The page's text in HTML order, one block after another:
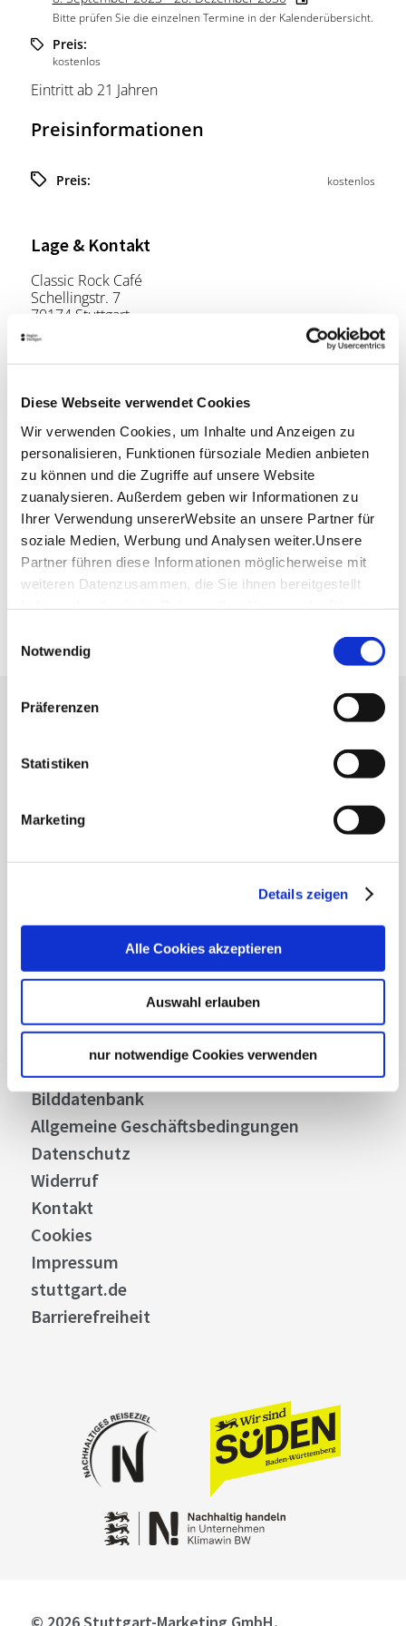
Diese Webseite verwendet Cookies
Wir verwenden Cookies, um Inhalte und Anzeigen zu
personalisieren, Funktionen fürsoziale Medien anbieten
zu können und die Zugriffe auf unsere Website
zuanalysieren. Außerdem geben wir Informationen zu
Ihrer Verwendung unsererWebsite an unsere Partner für
soziale Medien, Werbung und Analysen weiter.Unsere
Partner führen diese Informationen möglicherweise mit
weiteren Datenzusammen, die Sie ihnen bereitgestellt
Impressum
Notwendig
Präferenzen
Statistiken
Marketing
Details zeigen
Alle Cookies akzeptieren
Auswahl erlauben
nur notwendige Cookies verwenden
Bitte prüfen Sie die einzelnen Termine in der Kalenderübersicht.
Preis:
kostenlos
Eintritt ab 21 Jahren
Preisinformationen
Preis: kostenlos
Lage & Kontakt
Classic Rock Café
Schellingstr. 7
70174 Stuttgart
Veranstalter: Classic Rock Café
Planen Sie Ihre Anreise
Verkehrs- und Tarifverbund Stuttgart GmbH
Fahrplanauskunft des VVS
Deutsche Bahn AG
Fahrplanauskunft der DB
Lassen Sie sich inspirieren!
Mit unserem Newsletter bleiben Sie zu Events,
Abonnieren
Presse
Stuttgart Convention Bureau
Bilddatenbank
Allgemeine Geschäftsbedingungen
Datenschutz
Widerruf
Kontakt
Cookies
Impressum
stuttgart.de
Barrierefreiheit